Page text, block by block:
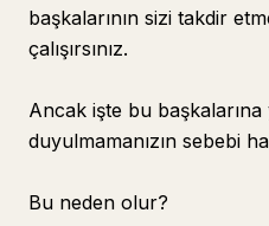
başkalarının sizi takdir
çalışırsınız.
Ancak işte bu
duyulmamanızın sebebi
Bu neden olur?